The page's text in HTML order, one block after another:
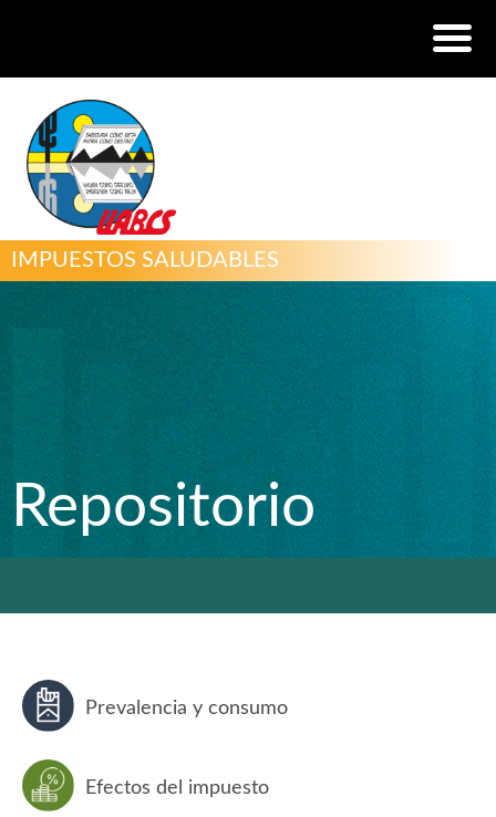
IMPUESTOS SALUDABLES
Repositorio
Prevalencia y consumo
Efectos del impuesto